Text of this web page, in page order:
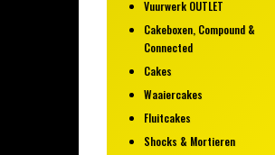
Vuurwerk OUTLET
Cakeboxen, Compound &
Connected
Cakes
Waaiercakes
Fluitcakes
Shocks & Mortieren